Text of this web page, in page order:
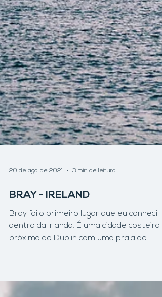
20 de ago. de 2021 3 min de leitura
BRAY - IRELAND
Bray foi o primeiro lugar que eu conheci